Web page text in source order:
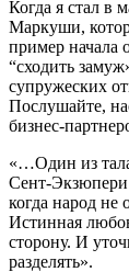
Когда я стал в
Маркуши,
пример начала
“сходить
супружеских
Послушайте,
бизнес-
«…Один из
Сент-Экзюпери
когда народ не
Истинная
сторону. И
разделять».